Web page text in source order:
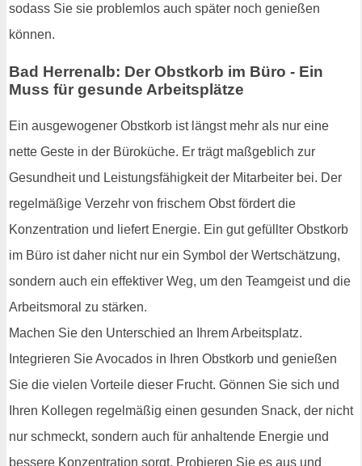
sodass Sie sie problemlos auch später noch genießen
können.
Bad Herrenalb: Der Obstkorb im Büro - Ein
Muss für gesunde Arbeitsplätze
Ein ausgewogener Obstkorb ist längst mehr als nur eine
nette Geste in der Büroküche. Er trägt maßgeblich zur
Gesundheit und Leistungsfähigkeit der Mitarbeiter bei. Der
regelmäßige Verzehr von frischem Obst fördert die
Konzentration und liefert Energie. Ein gut gefüllter Obstkorb
im Büro ist daher nicht nur ein Symbol der Wertschätzung,
sondern auch ein effektiver Weg, um den Teamgeist und die
Arbeitsmoral zu stärken.
Machen Sie den Unterschied an Ihrem Arbeitsplatz.
Integrieren Sie Avocados in Ihren Obstkorb und genießen
Sie die vielen Vorteile dieser Frucht. Gönnen Sie sich und
Ihren Kollegen regelmäßig einen gesunden Snack, der nicht
nur schmeckt, sondern auch für anhaltende Energie und
bessere Konzentration sorgt. Probieren Sie es aus und